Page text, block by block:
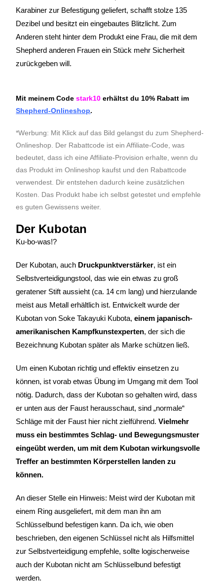
Karabiner zur Befestigung geliefert, schafft stolze 135
Dezibel und besitzt ein eingebautes Blitzlicht. Zum
Anderen steht hinter dem Produkt eine Frau, die mit dem
Shepherd anderen Frauen ein Stück mehr Sicherheit
zurückgeben will.
Mit meinem Codestark10 erhältst du 10% Rabatt im
Shepherd-Onlineshop.
*Werbung: Mit Klick auf das Bild gelangst du zum Shepherd-
Onlineshop. Der Rabattcode ist ein Affiliate-Code, was
bedeutet, dass ich eine Affiliate-Provision erhalte, wenn du
das Produkt im Onlineshop kaufst und den Rabattcode
verwendest. Dir entstehen dadurch keine zusätzlichen
Kosten. Das Produkt habe ich selbst getestet und empfehle
es guten Gewissens weiter.
Der Kubotan
Ku-bo-was!?
Der Kubotan, auch Druckpunktverstärker, ist ein
Selbstverteidigungstool, das wie ein etwas zu groß
geratener Stift aussieht (ca. 14 cm lang) und hierzulande
meist aus Metall erhältlich ist. Entwickelt wurde der
Kubotan von Soke Takayuki Kubota,einem japanisch-
amerikanischen Kampfkunstexperten, der sich die
Bezeichnung Kubotan später als Marke schützen ließ.
Um einen Kubotan richtig und effektiv einsetzen zu
können, ist vorab etwas Übung im Umgang mit dem Tool
nötig. Dadurch, dass der Kubotan so gehalten wird, dass
er unten aus der Faust herausschaut, sind „normale“
Schläge mit der Faust hier nicht zielführend.Vielmehr
muss ein bestimmtes Schlag- und Bewegungsmuster
eingeübt werden, um mit dem Kubotan wirkungsvolle
Treffer an bestimmten Körperstellen landen zu
können.
An dieser Stelle ein Hinweis: Meist wird der Kubotan mit
einem Ring ausgeliefert, mit dem man ihn am
Schlüsselbund befestigen kann. Da ich, wie oben
beschrieben, den eigenen Schlüssel nicht als Hilfsmittel
zur Selbstverteidigung empfehle, sollte logischerweise
auch der Kubotan nicht am Schlüsselbund befestigt
werden.